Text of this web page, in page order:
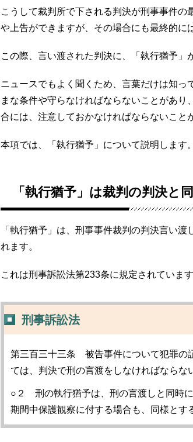
こうして裁判所で下される判決が刑事事件
や上告ができますが、その場合にも最終的に
この際、言い渡された判決に、「執行猶予」
ニュースでもよく聞くため、言葉だけは知
まな条件や守らなければならないことがあ
合には、注意しておかなければならないこと
本項では、「執行猶予」について説明します。
「執行猶予」は裁判の判決と
「執行猶予」は、刑事事件裁判の判決言い
れます。
これは刑事訴訟法第233条に規定されています
刑事訴訟法
第三百三十三条 被告事件について犯罪の
ては、判決で刑の言渡をしなければならな
○２ 刑の執行猶予は、刑の言渡しと同時
期間中保護観察に付する場合も、同様とす